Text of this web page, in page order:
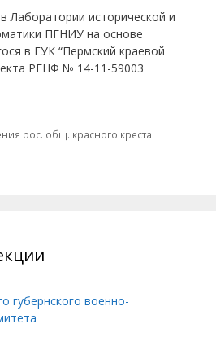
Лаборатории исторической и
ПГНИУ на основе
в ГУК “Пермский краевой
РГНФ № 14-11-59003
рос. общ. красного креста
губернского военно-